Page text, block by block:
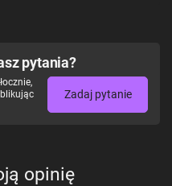
pytania?
Zadaj pytanie
opinię